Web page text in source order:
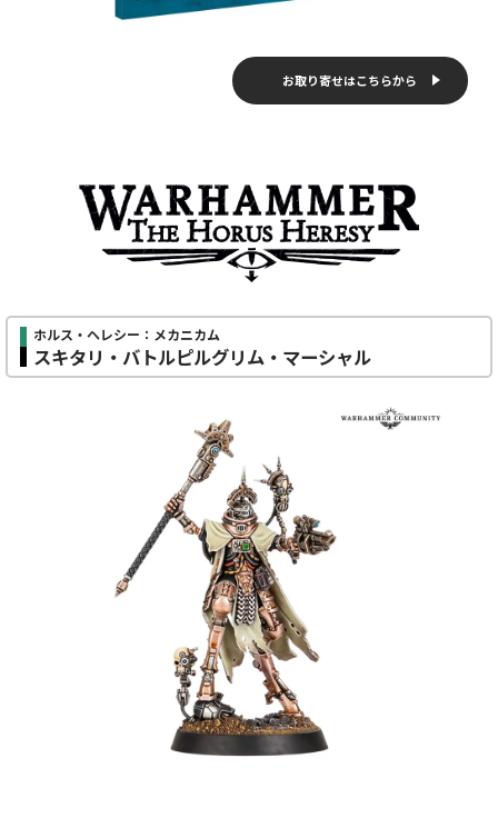
お取り寄せはこちらから
ホルス・ヘレシー：メカニカム
スキタリ・バトルピルグリム・マーシャル